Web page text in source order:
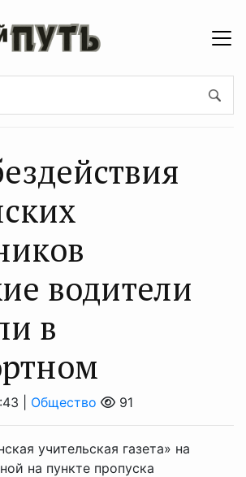
водители
в
| Общество 91
учительская газета» на
на пункте пропуска